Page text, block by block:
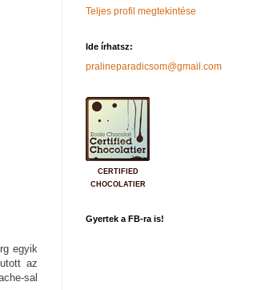
egyik
az
sal
Teljes profil megtekintése
Ide írhatsz:
pralineparadicsom@gmail.com
CERTIFIED
CHOCOLATIER
Gyertek a FB-ra is!